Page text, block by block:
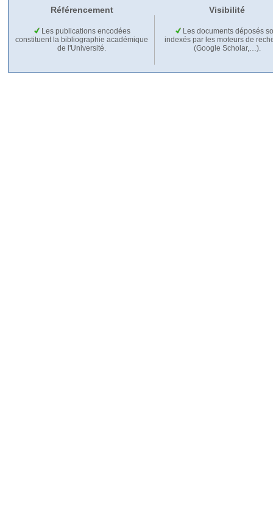
Référencement Visibilité
Les publications encodées
constituent la bibliographie académique
de l'Université.
Les documents déposés
indexés par les moteurs de
(Google Scholar,…).